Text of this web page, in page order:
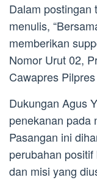
Dalam postingan
menulis,
memberikan
Nomor Urut 02,
Cawapres
Dukungan Agus
penekanan pada
Pasangan ini
perubahan
dan misi yang